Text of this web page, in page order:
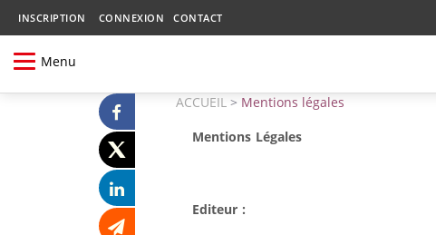
INSCRIPTION CONNEXION CONTACT
Menu
ACCUEIL > Mentions légales
Mentions Légales
Editeur :